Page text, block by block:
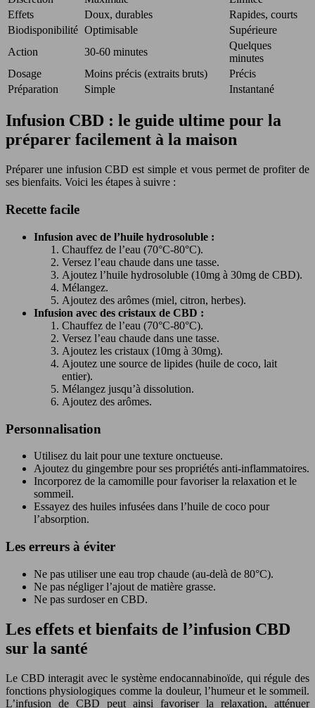
Effets
Doux, durables
Rapides, courts
Biodisponibilité Optimisable
Supérieure
Action
30-60 minutes
Quelques
minutes
Dosage
Moins précis (extraits bruts)
Précis
Préparation
Simple Instantané
Infusion CBD : le guide ultime pour la
préparer facilement à la maison
Préparer une infusion CBD est simple et vous permet de profiter de
ses bienfaits. Voici les étapes à suivre :
Recette facile
Infusion avec de l’huile hydrosoluble :
Chauffez de l’eau (70°C-80°C).
Versez l’eau chaude dans une tasse.
Ajoutez l’huile hydrosoluble (10mg à 30mg de CBD).
Mélangez.
Ajoutez des arômes (miel, citron, herbes).
Infusion avec des cristaux de CBD :
Chauffez de l’eau (70°C-80°C).
Versez l’eau chaude dans une tasse.
Ajoutez les cristaux (10mg à 30mg).
Ajoutez une source de lipides (huile de coco, lait
entier).
Mélangez jusqu’à dissolution.
Ajoutez des arômes.
Personnalisation
Utilisez du lait pour une texture onctueuse.
Ajoutez du gingembre pour ses propriétés anti-inflammatoires.
Incorporez de la camomille pour favoriser la relaxation et le
sommeil.
Essayez des huiles infusées dans l’huile de coco pour
l’absorption.
Les erreurs à éviter
Ne pas utiliser une eau trop chaude (au-delà de 80°C).
Ne pas négliger l’ajout de matière grasse.
Ne pas surdoser en CBD.
Les effets et bienfaits de l’infusion CBD
sur la santé
Le CBD interagit avec le système endocannabinoïde, qui régule des
fonctions physiologiques comme la douleur, l’humeur et le sommeil.
L’infusion de CBD peut ainsi favoriser la relaxation, atténuer